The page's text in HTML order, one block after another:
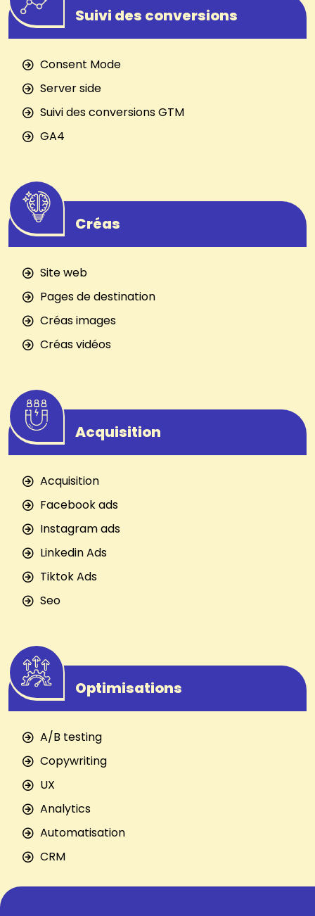
Suivi des conversions
Consent Mode
Server side
Suivi des conversions GTM
GA4
Créas
Site web
Pages de destination
Créas images
Créas vidéos
Acquisition
Acquisition
Facebook ads
Instagram ads
Linkedin Ads
Tiktok Ads
Seo
Optimisations
A/B testing
Copywriting
UX
Analytics
Automatisation
CRM